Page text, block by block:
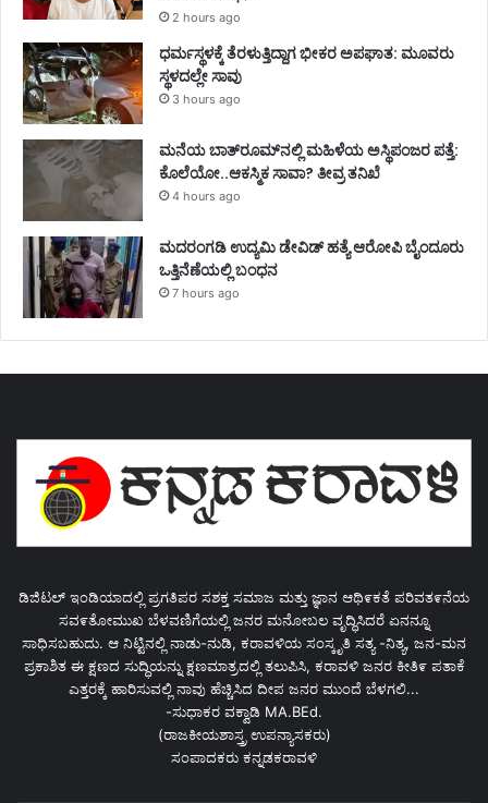
2 hours ago
ಧರ್ಮಸ್ಥಳಕ್ಕೆ ತೆರಳುತ್ತಿದ್ದಾಗ ಭೀಕರ ಅಪಘಾತ: ಮೂವರು
ಸ್ಥಳದಲ್ಲೇ ಸಾವು
3 hours ago
ಮನೆಯ ಬಾತ್‌ರೂಮ್‌ನಲ್ಲಿ ಮಹಿಳೆಯ ಅಸ್ಥಿಪಂಜರ ಪತ್ತೆ:
ಕೊಲೆಯೋ..ಆಕಸ್ಮಿಕ ಸಾವಾ? ತೀವ್ರ ತನಿಖೆ
4 hours ago
ಮದರಂಗಡಿ ಉದ್ಯಮಿ ಡೇವಿಡ್ ಹತ್ಯೆ ಆರೋಪಿ ಬೈಂದೂರು
ಒತ್ತಿನೆಣೆಯಲ್ಲಿ ಬಂಧನ
7 hours ago
ಡಿಜಿಟಲ್ ಇಂಡಿಯಾದಲ್ಲಿ ಪ್ರಗತಿಪರ ಸಶಕ್ತ ಸಮಾಜ ಮತ್ತು ಜ್ಞಾನ ಆಥಿ೯ಕತೆ ಪರಿವತ೯ನೆಯ
ಸವ೯ತೋಮುಖ ಬೆಳವಣಿಗೆಯಲ್ಲಿ ಜನರ ಮನೋಬಲ ವೃದ್ಧಿಸಿದರೆ ಏನನ್ನೂ
ಸಾಧಿಸಬಹುದು. ಆ ನಿಟ್ಟಿನಲ್ಲಿ ನಾಡು-ನುಡಿ, ಕರಾವಳಿಯ ಸಂಸ್ಕೃತಿ ಸತ್ಯ -ನಿತ್ಯ, ಜನ-ಮನ
ಪ್ರಕಾಶಿತ ಈ ಕ್ಷಣದ ಸುದ್ಧಿಯನ್ನು ಕ್ಷಣಮಾತ್ರದಲ್ಲಿ ತಲುಪಿಸಿ, ಕರಾವಳಿ ಜನರ ಕೀತಿ೯ ಪತಾಕೆ
ಎತ್ತರಕ್ಕೆ ಹಾರಿಸುವಲ್ಲಿ ನಾವು ಹೆಚ್ಚಿಸಿದ ದೀಪ ಜನರ ಮುಂದೆ ಬೆಳಗಲಿ...
-ಸುಧಾಕರ ವಕ್ವಾಡಿ MA.BEd.
(ರಾಜಕೀಯಶಾಸ್ತ್ರ ಉಪನ್ಯಾಸಕರು)
ಸಂಪಾದಕರು ಕನ್ನಡಕರಾವಳಿ